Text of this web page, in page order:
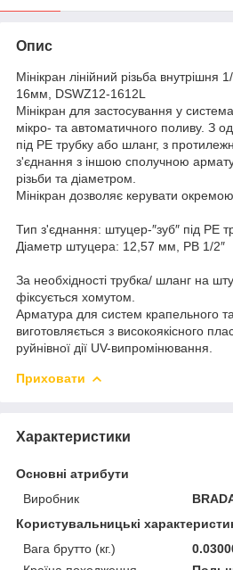
Опис
Мінікран лінійний різьба внутрішня
16мм, DSWZ12-1612L
Мінікран для застосування у
мікро- та автоматичного поливу. З
під PE трубку або шланг, з
з'єднання з іншою сполучною
різьби та діаметром.
Мінікран дозволяє керувати
Тип з'єднання: штуцер-″зуб″ під PE
Діаметр штуцера: 12,57 мм, РВ 1/2″
За необхідності трубка/ шланг на
фіксується хомутом.
Арматура для систем крапельного
виготовляється з високоякісного
руйнівної дії UV-випромінювання.
Приховати
Характеристики
Основні атрибути
Виробник
Користувальницькі
Вага брутто (кг.)